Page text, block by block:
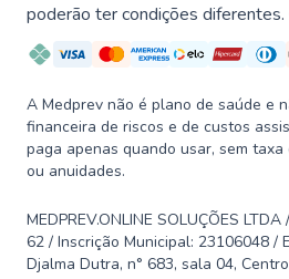
poderão ter condições diferentes.
A Medprev não é plano de saúde e
financeira de riscos e de custos
paga apenas quando usar, sem
ou anuidades.
MEDPREV.ONLINE SOLUÇÕES
62 / Inscrição Municipal: 23106048 /
Djalma Dutra, n° 683, sala 04,